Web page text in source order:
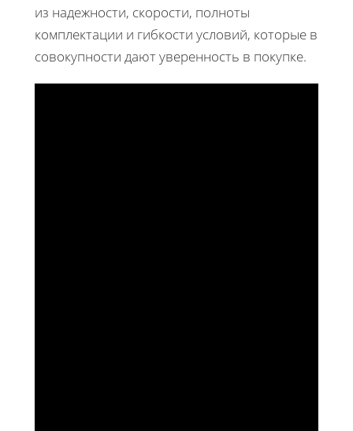
из надежности, скорости, полноты
комплектации и гибкости условий, которые в
совокупности дают уверенность в покупке.